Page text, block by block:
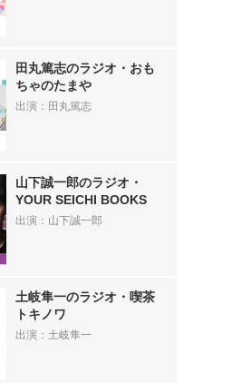
田丸篤志のラジオ・おも
ちゃのたまや
出演：田丸篤志
山下誠一郎のラジオ・
YOUR SEICHI BOOKS
出演：山下誠一郎
土岐隼一のラジオ・喫茶
トキノワ
出演：土岐隼一